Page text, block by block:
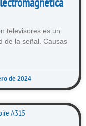
televisores es un
de la señal. Causas
de 2024